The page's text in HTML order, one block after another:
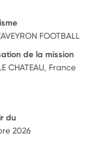
FOOTBALL
de la mission
CHATEAU, France
du
2026